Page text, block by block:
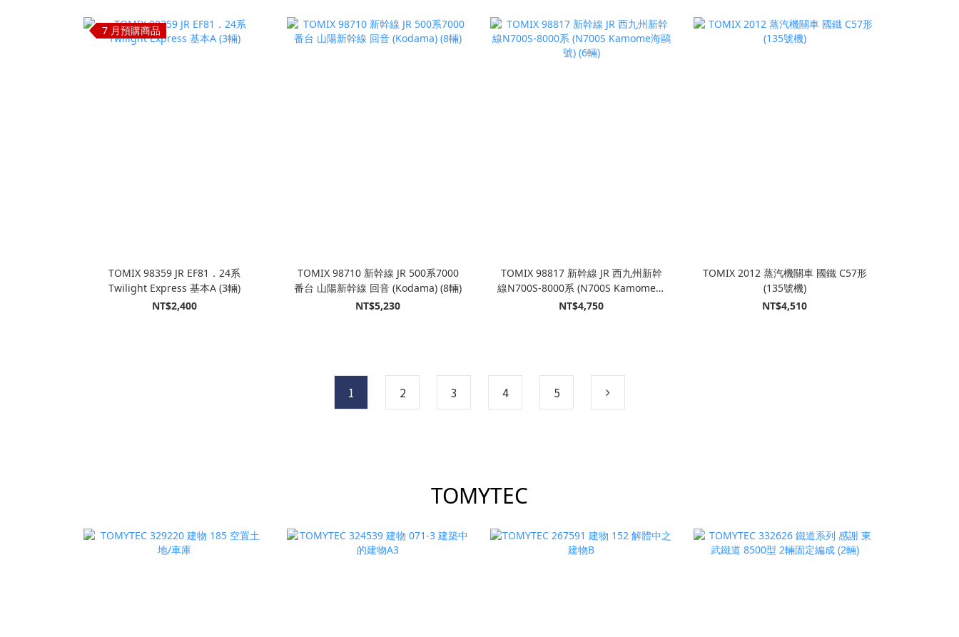
7 月預購商品
TOMIX 98359 JR EF81．24系
Twilight Express 基本A (3輛)
NT$2,400
TOMIX 98710 新幹線 JR 500系7000
番台 山陽新幹線 回音 (Kodama) (8輛)
NT$5,230
TOMIX 98817 新幹線 JR 西九州新幹
線N700S-8000系 (N700S Kamome海
鷗號) (6輛)
NT$4,750
TOMIX 2012 蒸汽機關車 國鐵 C57形
(135號機)
NT$4,510
1 2 3 4 5
TOMYTEC